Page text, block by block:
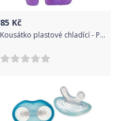
85 Kč
Kousátko plastové chladící - PEJSEK fialové - BabyMix